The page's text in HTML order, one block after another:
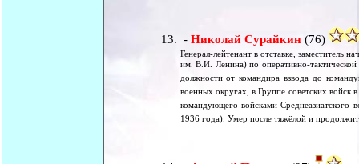
- Николай Сурайкин(76)
Генерал-лейтенант в отставке, заместитель
им. В.И. Ленина) по оперативно-
должности от командира взвода до
военных округах, в Группе советских
командующего войсками
1936 года). Умер после тяжёлой и